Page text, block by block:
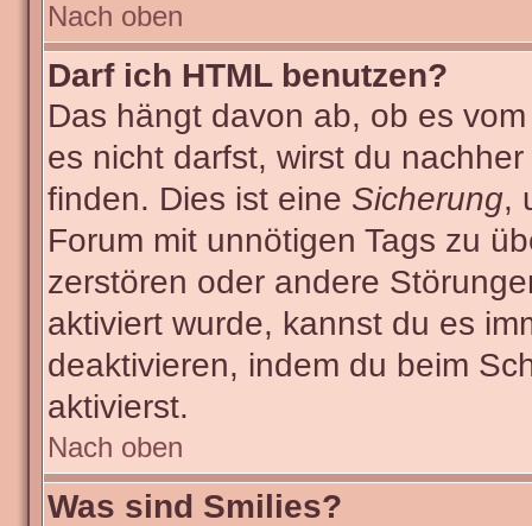
Nach oben
Darf ich HTML benutzen?
Das hängt davon ab, ob es
es nicht darfst, wirst du
finden. Dies ist eine Sicherung,
Forum mit unnötigen Tags zu
zerstören oder andere
aktiviert wurde, kannst du es
deaktivieren, indem du beim
aktivierst.
Nach oben
Was sind Smilies?